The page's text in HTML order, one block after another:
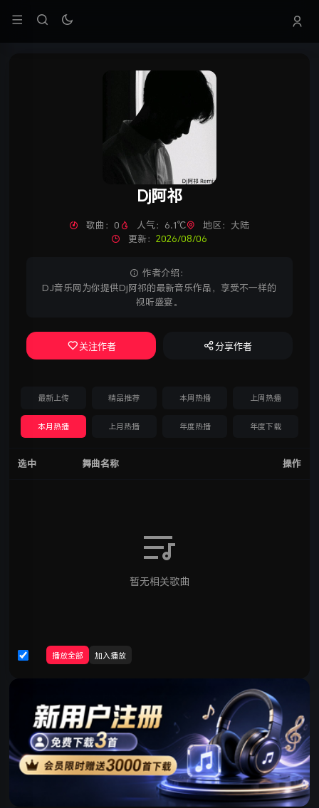
Dj阿祁
歌曲：0 人气：6.1℃
地区：大陆
更新：2026/08/06
作者介绍：
DJ音乐网为你提供Dj阿祁的最新音乐作品，享受不一样的
视听盛宴。
关注作者 分享作者
最新上传 精品推荐 本周热播 上周热播
本月热播 上月热播 年度热播 年度下载
选中 舞曲名称 操作
暂无相关歌曲
播放全部 加入播放